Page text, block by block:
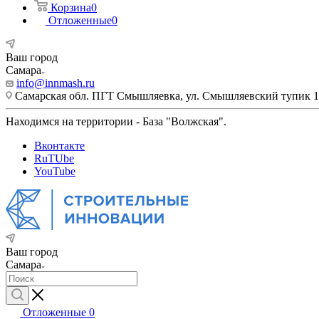
Корзина0
Отложенные0
Ваш город
Самара
info@innmash.ru
Самарская обл. ПГТ Смышляевка, ул. Смышляевский тупик
Находимся на территории - База "Волжская".
Вконтакте
RuTUbe
YouTube
Ваш город
Самара
Отложенные 0